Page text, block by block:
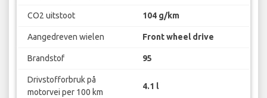
CO2 uitstoot 104 g/km
Aangedreven wielen Front wheel drive
Brandstof 95
Drivstofforbruk på
motorvei per 100 km
4.1 l